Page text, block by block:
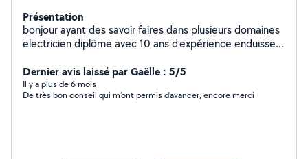
Présentation
bonjour ayant des savoir faires dans plusieurs domaines
electricien diplôme avec 10 ans d'expérience enduisseur
travail etc 2 ans je vous accompagne dans votre projet
avec plaisir espérons une collaboration convivial et dans
la bonne humeur
Dernier avis laissé par Gaëlle : 5/5
Il y a plus de 6 mois
De très bon conseil qui m’ont permis d’avancer, encore merci